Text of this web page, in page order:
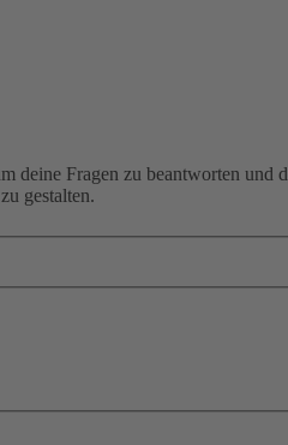
Fragen zu beantworten und
gestalten.